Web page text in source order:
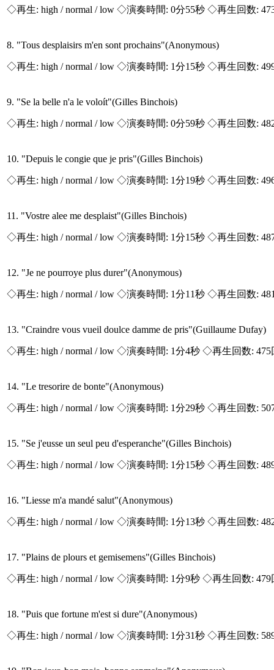
◇再生: high / normal / low ◇演奏時間: 0分55秒 ◇再生回数:
8. "Tous desplaisirs m'en sont prochains"(Anonymous)
◇再生: high / normal / low ◇演奏時間: 1分15秒 ◇再生回数:
9. "Se la belle n'a le voloít"(Gilles Binchois)
◇再生: high / normal / low ◇演奏時間: 0分59秒 ◇再生回数:
10. "Depuis le congie que je pris"(Gilles Binchois)
◇再生: high / normal / low ◇演奏時間: 1分19秒 ◇再生回数:
11. "Vostre alee me desplaist"(Gilles Binchois)
◇再生: high / normal / low ◇演奏時間: 1分15秒 ◇再生回数:
12. "Je ne pourroye plus durer"(Anonymous)
◇再生: high / normal / low ◇演奏時間: 1分11秒 ◇再生回数:
13. "Craindre vous vueil doulce damme de pris"(Guillaume Dufay)
◇再生: high / normal / low ◇演奏時間: 1分4秒 ◇再生回数:
14. "Le tresorire de bonte"(Anonymous)
◇再生: high / normal / low ◇演奏時間: 1分29秒 ◇再生回数:
15. "Se j'eusse un seul peu d'esperanche"(Gilles Binchois)
◇再生: high / normal / low ◇演奏時間: 1分15秒 ◇再生回数:
16. "Liesse m'a mandé salut"(Anonymous)
◇再生: high / normal / low ◇演奏時間: 1分13秒 ◇再生回数:
17. "Plains de plours et gemisemens"(Gilles Binchois)
◇再生: high / normal / low ◇演奏時間: 1分9秒 ◇再生回数:
18. "Puis que fortune m'est si dure"(Anonymous)
◇再生: high / normal / low ◇演奏時間: 1分31秒 ◇再生回数: